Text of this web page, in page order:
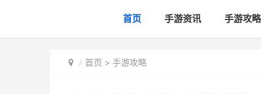
首页 手游资讯 手游攻略
首页 > 手游攻略